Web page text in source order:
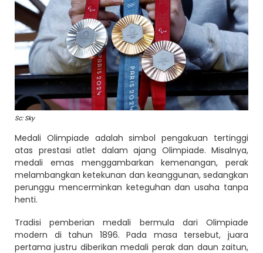
Sc: Sky
Medali Olimpiade adalah simbol pengakuan tertinggi
atas prestasi atlet dalam ajang Olimpiade. Misalnya,
medali emas menggambarkan kemenangan, perak
melambangkan ketekunan dan keanggunan, sedangkan
perunggu mencerminkan keteguhan dan usaha tanpa
henti.
Tradisi pemberian medali bermula dari Olimpiade
modern di tahun 1896. Pada masa tersebut, juara
pertama justru diberikan medali perak dan daun zaitun,